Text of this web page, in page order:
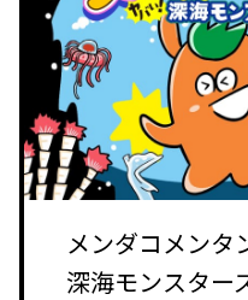
メンダコメン
深海モンスター